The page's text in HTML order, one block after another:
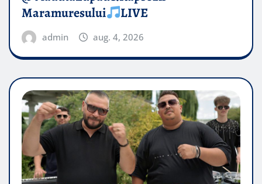
Maramuresului
LIVE
admin aug. 4, 2026